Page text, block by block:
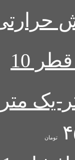
رنگی قطر 10
یک متر
تومان